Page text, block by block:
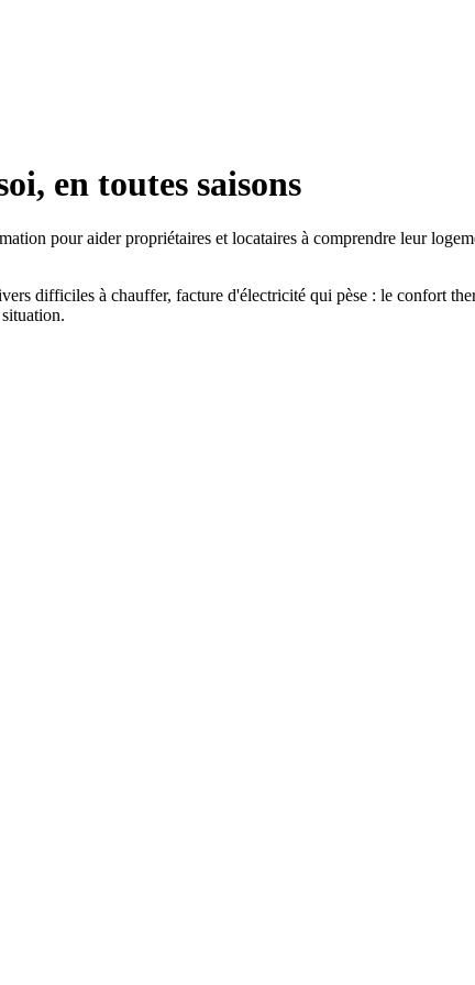
en toutes saisons
pour aider propriétaires et locataires à comprendre leur
difficiles à chauffer, facture d'électricité qui pèse : le confort